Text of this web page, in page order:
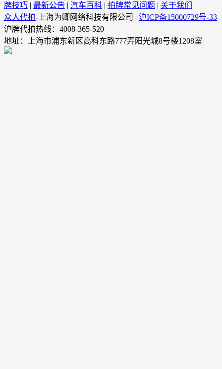
牌技巧 | 最新公告 | 汽车百科 | 拍牌常见问题 | 关于我们
众人代拍-上海为卿网络科技有限公司 | 沪ICP备15000729号-33
沪牌代拍热线：4008-365-520
地址：上海市浦东新区高科东路777弄阳光城8号楼1208室